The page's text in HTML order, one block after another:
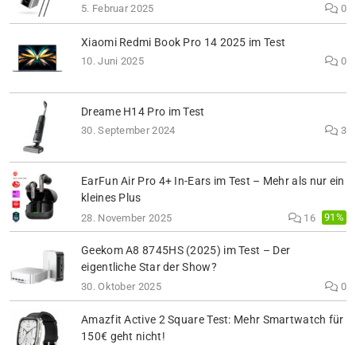
5. Februar 2025 0
Xiaomi Redmi Book Pro 14 2025 im Test
10. Juni 2025 0
Dreame H14 Pro im Test
30. September 2024 3
EarFun Air Pro 4+ In-Ears im Test – Mehr als nur ein
kleines Plus
28. November 2025 16 91%
Geekom A8 8745HS (2025) im Test – Der
eigentliche Star der Show?
30. Oktober 2025 0
Amazfit Active 2 Square Test: Mehr Smartwatch für
150€ geht nicht!